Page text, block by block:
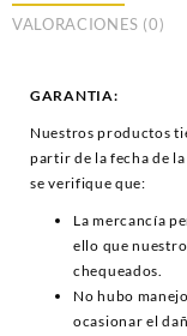
VALORACIONES (0)
GARANTIA:
Nuestros productos
partir de la fecha de
se verifique que:
La mercancía
ello que
chequeados.
No hubo
ocasionar el